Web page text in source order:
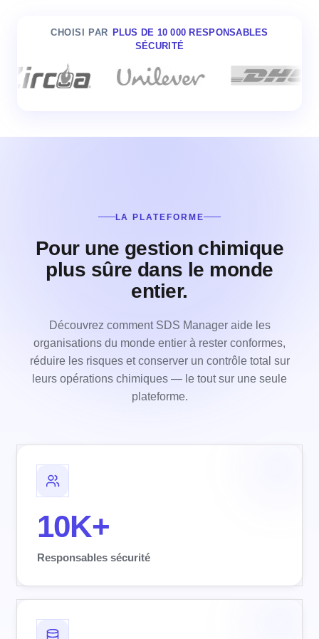
CHOISI PAR PLUS DE 10 000 RESPONSABLES
SÉCURITÉ
LA PLATEFORME
Pour une gestion chimique
plus sûre dans le monde
entier.
Découvrez comment SDS Manager aide les
organisations du monde entier à rester conformes,
réduire les risques et conserver un contrôle total sur
leurs opérations chimiques — le tout sur une seule
plateforme.
10K+
Responsables sécurité